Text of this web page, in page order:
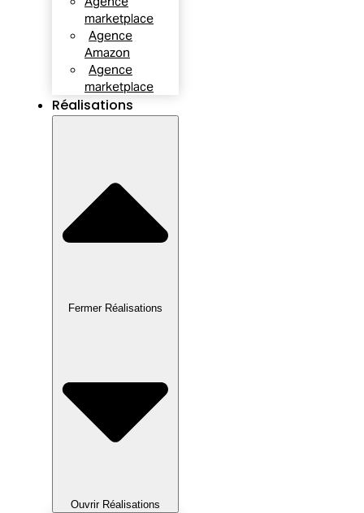
marketplace
Agence
Amazon
Agence
marketplace
Réalisations
Fermer Réalisations
Ouvrir Réalisations